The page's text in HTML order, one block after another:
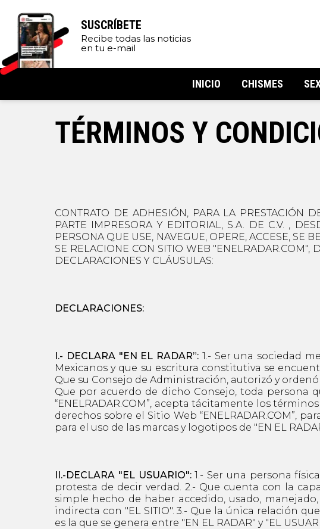
SUSCRÍBETE
Recibe todas las noticias
en tu e-mail
INICIO CHISMES
TÉRMINOS Y
CONTRATO DE ADHESIÓN, PARA LA PRESTACIÓN
PARTE IMPRESORA Y EDITORIAL, S.A. DE C.V. ,
PERSONA QUE USE, NAVEGUE, OPERE, ACCESE, SE
SE RELACIONE CON SITIO WEB "ENELRADAR.COM",
DECLARACIONES Y CLÁUSULAS:
DECLARACIONES:
I.- DECLARA "EN EL RADAR”: 1.- Ser una sociedad
Mexicanos y que su escritura constitutiva se
Que su Consejo de Administración, autorizó y
Que por acuerdo de dicho Consejo, toda persona
“ENELRADAR.COM”, acepta tácitamente los
derechos sobre el Sitio Web “ENELRADAR.COM”,
para el uso de las marcas y logotipos de "EN EL
II.-DECLARA "EL USUARIO":1.- Ser una persona
protesta de decir verdad. 2.- Que cuenta con la
simple hecho de haber accedido, usado,
indirecta con "EL SITIO". 3.- Que la única relación
es la que se genera entre "EN EL RADAR" y "EL